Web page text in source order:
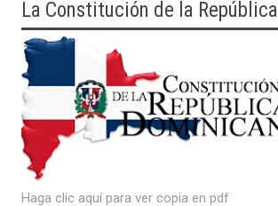
La Constitución de la República
Haga clic aquí para ver copia en pdf